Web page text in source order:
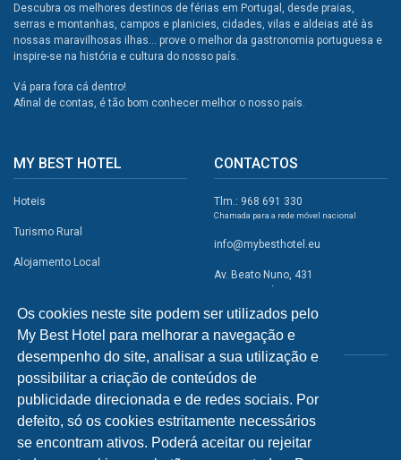
Os cookies neste site podem ser utilizados pelo
My Best Hotel para melhorar a navegação e
desempenho do site, analisar a sua utilização e
possibilitar a criação de conteúdos de
publicidade direcionada e de redes sociais. Por
defeito, só os cookies estritamente necessários
se encontram ativos. Poderá aceitar ou rejeitar
Descubra os melhores destinos de férias em Portugal, desde praias,
serras e montanhas, campos e planicies, cidades, vilas e aldeias até às
nossas maravilhosas ilhas... prove o melhor da gastronomia portuguesa e
inspire-se na história e cultura do nosso país.
Vá para fora cá dentro!
Afinal de contas, é tão bom conhecer melhor o nosso país.
MY BEST HOTEL
Hoteis
Turismo Rural
Alojamento Local
Campismo
Atividades
Restaurantes
A Visitar
CONTACTOS
Tlm.: 968 691 330
Chamada para a rede móvel nacional
info@mybesthotel.eu
Av. Beato Nuno, 431
2495-401 Fátima
REDES SOCIAIS